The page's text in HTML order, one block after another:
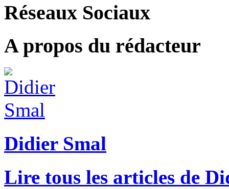
Réseaux Sociaux
A propos du rédacteur
Didier Smal
Lire tous les articles de